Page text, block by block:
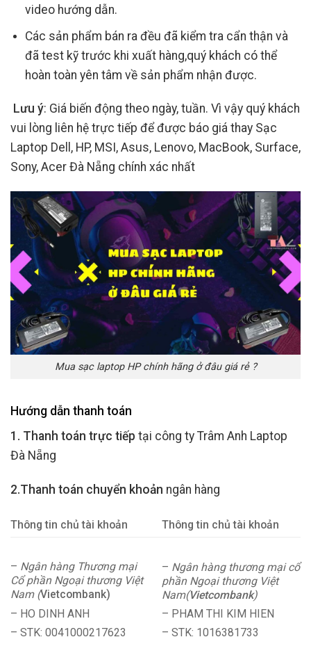
video hướng dẫn.
Các sản phẩm bán ra đều đã kiểm tra cẩn thận và
đã test kỹ trước khi xuất hàng,quý khách có thể
hoàn toàn yên tâm về sản phẩm nhận được.
Lưu ý: Giá biến động theo ngày, tuần. Vì vậy quý khách
vui lòng liên hệ trực tiếp để được báo giá thay Sạc
Laptop Dell, HP, MSI, Asus, Lenovo, MacBook, Surface,
Sony, Acer Đà Nẵng chính xác nhất
Mua sạc laptop HP chính hãng ở đâu giá rẻ ?
Hướng dẫn thanh toán
1. Thanh toán trực tiếp tại công ty Trâm Anh Laptop
Đà Nẵng
2.Thanh toán chuyển khoản ngân hàng
Thông tin chủ tài khoản Thông tin chủ tài khoản
– Ngân hàng Thương mại
Cổ phần Ngoại thương Việt
Nam (Vietcombank)
– HO DINH ANH
– STK: 0041000217623
– Ngân hàng thương mại cổ
phần Ngoại thương Việt
Nam(Vietcombank)
– PHAM THI KIM HIEN
– STK: 1016381733